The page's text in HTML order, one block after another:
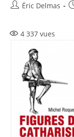
Auteur/autrice
publication :
Éric Delmas
4 337 vues